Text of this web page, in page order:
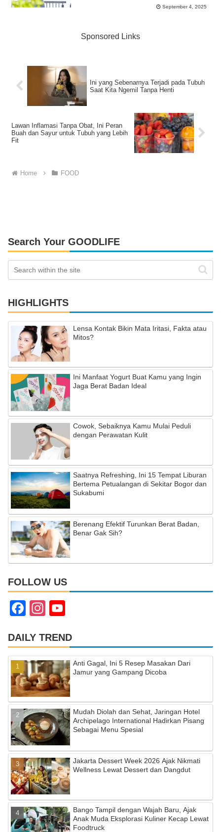
September 4, 2025
Sponsored Links
Ini yang Sebenarnya Terjadi pada Tubuh
Saat Kita Ngemil Tanpa Henti
Lawan Inflamasi Tanpa Obat, Ini Peran
Buah dan Sayur untuk Tubuh yang Lebih
Fit
Home FOOD
Search Your GOODLIFE
HIGHLIGHTS
Lensa Kontak Bikin Mata Iritasi, Fakta atau
Mitos?
Ini Manfaat Yogurt Buat Kamu yang Ingin
Jaga Berat Badan Ideal
Cowok, Sebaiknya Kamu Mulai Peduli
dengan Perawatan Kulit
Saatnya Refreshing, Ini 15 Tempat Liburan
Bertema Petualangan di Sekitar Bogor dan
Sukabumi
Berenang Efektif Turunkan Berat Badan,
Benar Gak Sih?
FOLLOW US
F
c
e
b
o
o
k
In
a
gr
a
m
u
T
u
b
e
C
h
a
n
n
el
DAILY TREND
Anti Gagal, Ini 5 Resep Masakan Dari
Jamur yang Gampang Dicoba
Mudah Diolah dan Sehat, Jaringan Hotel
Archipelago International Hadirkan Pisang
Sebagai Menu Spesial
Jakarta Dessert Week 2026 Ajak Nikmati
Wellness Lewat Dessert dan Dangdut
Bango Tampil dengan Wajah Baru, Ajak
Anak Muda Eksplorasi Kuliner Kecap Lewat
Foodtruck